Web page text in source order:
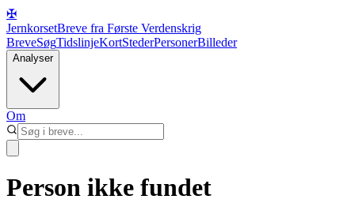
✠
JernkorsetBreve fra Første Verdenskrig
BreveSøgTidslinjeKortStederPersonerBilleder
Analyser
Om
Person ikke fundet